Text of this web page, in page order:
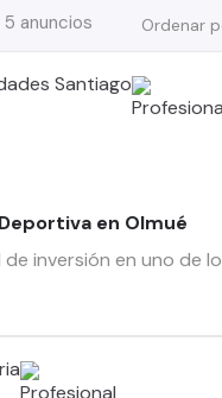
Ordenar
anuncios
Santiago
en Olmué
inversión en uno de